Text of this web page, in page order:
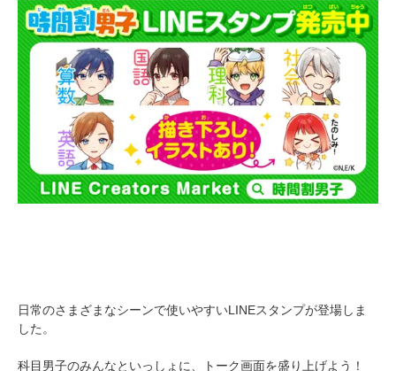
日常のさまざまなシーンで使いやすいLINEスタンプが登場しま
した。
科目男子のみんなといっしょに、トーク画面を盛り上げよう！